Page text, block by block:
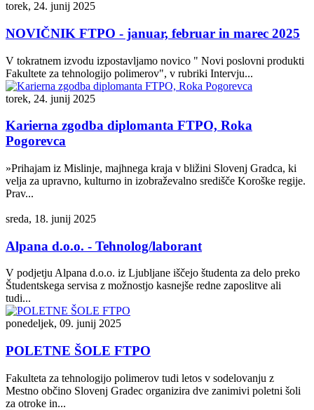
torek, 24. junij 2025
NOVIČNIK FTPO - januar, februar in marec 2025
V tokratnem izvodu izpostavljamo novico " Novi poslovni produkti
Fakultete za tehnologijo polimerov", v rubriki Intervju...
torek, 24. junij 2025
Karierna zgodba diplomanta FTPO, Roka
Pogorevca
»Prihajam iz Mislinje, majhnega kraja v bližini Slovenj Gradca, ki
velja za upravno, kulturno in izobraževalno središče Koroške regije.
Prav...
sreda, 18. junij 2025
Alpana d.o.o. - Tehnolog/laborant
V podjetju Alpana d.o.o. iz Ljubljane iščejo študenta za delo preko
Študentskega servisa z možnostjo kasnejše redne zaposlitve ali
tudi...
ponedeljek, 09. junij 2025
POLETNE ŠOLE FTPO
Fakulteta za tehnologijo polimerov tudi letos v sodelovanju z
Mestno občino Slovenj Gradec organizira dve zanimivi poletni šoli
za otroke in...